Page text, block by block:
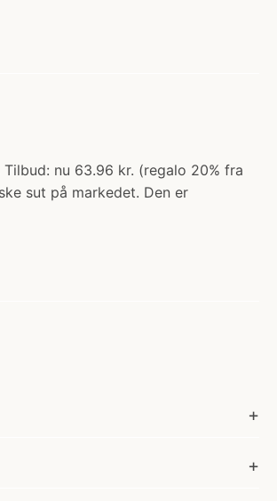
nu 63.96 kr. (regalo 20% fra
sut på markedet. Den er